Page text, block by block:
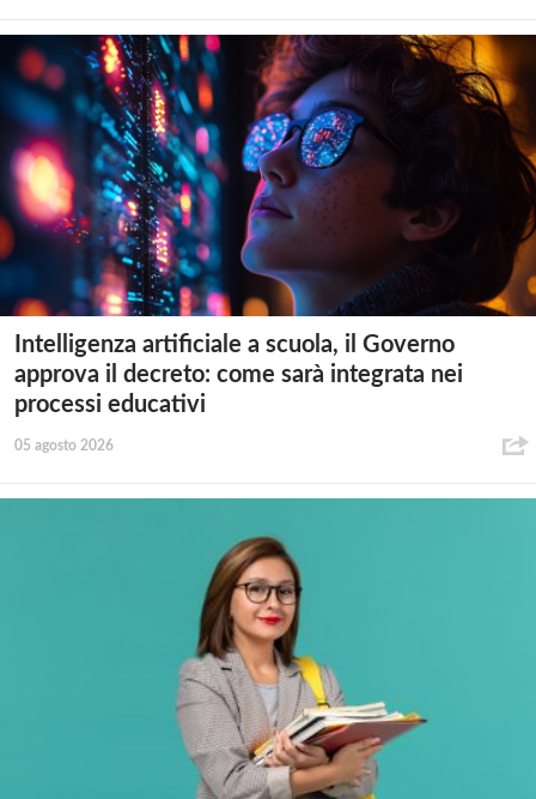
Intelligenza artificiale a scuola, il Governo
approva il decreto: come sarà integrata nei
processi educativi
05 agosto 2026